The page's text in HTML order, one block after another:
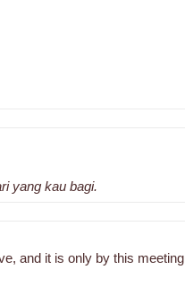
yang kau bagi.
and it is only by this meeting